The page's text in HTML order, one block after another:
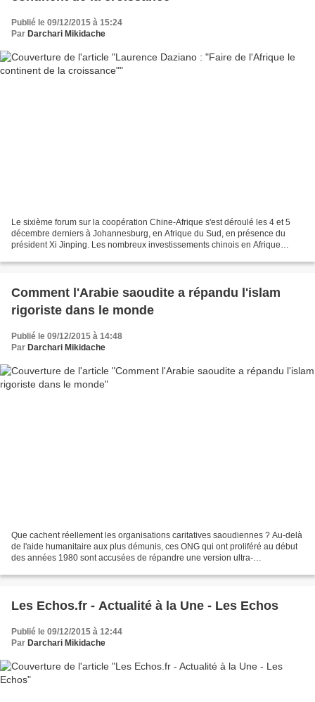
Publié le 09/12/2015 à 15:24
Par Darchari Mikidache
Le sixième forum sur la coopération Chine-Afrique s'est déroulé les 4 et 5
décembre derniers à Johannesburg, en Afrique du Sud, en présence du
président Xi Jinping. Les nombreux investissements chinois en Afrique
Comment l'Arabie saoudite a répandu l'islam
rigoriste dans le monde
Publié le 09/12/2015 à 14:48
Par Darchari Mikidache
Que cachent réellement les organisations caritatives saoudiennes ? Au-delà
de l'aide humanitaire aux plus démunis, ces ONG qui ont proliféré au début
des années 1980 sont accusées de répandre une version ultra-
Les Echos.fr - Actualité à la Une - Les Echos
Publié le 09/12/2015 à 12:44
Par Darchari Mikidache